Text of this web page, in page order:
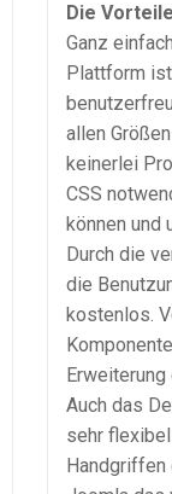
Die
Ganz
Plattform
allen
keinerlei
CSS
können und
Durch die
die
kostenlos.
Auch das
sehr
Handgriffen